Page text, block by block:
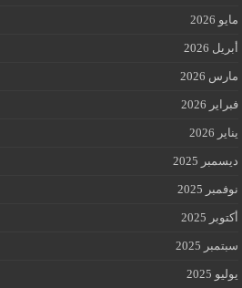
مايو 2026
أبريل 2026
مارس 2026
فبراير 2026
يناير 2026
ديسمبر 2025
نوفمبر 2025
أكتوبر 2025
سبتمبر 2025
يوليو 2025